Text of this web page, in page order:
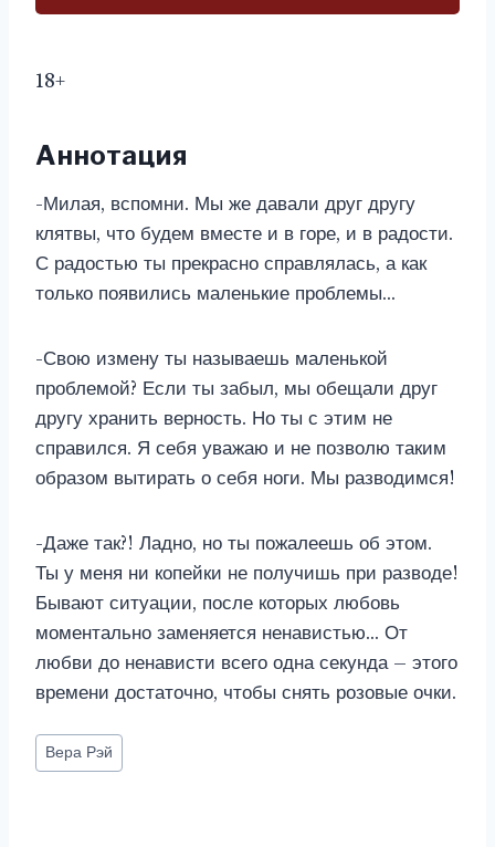
18+
Аннотация
-Милая, вспомни. Мы же давали друг другу
клятвы, что будем вместе и в горе, и в радости.
С радостью ты прекрасно справлялась, а как
только появились маленькие проблемы…
-Свою измену ты называешь маленькой
проблемой? Если ты забыл, мы обещали друг
другу хранить верность. Но ты с этим не
справился. Я себя уважаю и не позволю таким
образом вытирать о себя ноги. Мы разводимся!
-Даже так?! Ладно, но ты пожалеешь об этом.
Ты у меня ни копейки не получишь при разводе!
Бывают ситуации, после которых любовь
моментально заменяется ненавистью… От
любви до ненависти всего одна секунда – этого
времени достаточно, чтобы снять розовые очки.
Метки
записи:
Вера Рэй